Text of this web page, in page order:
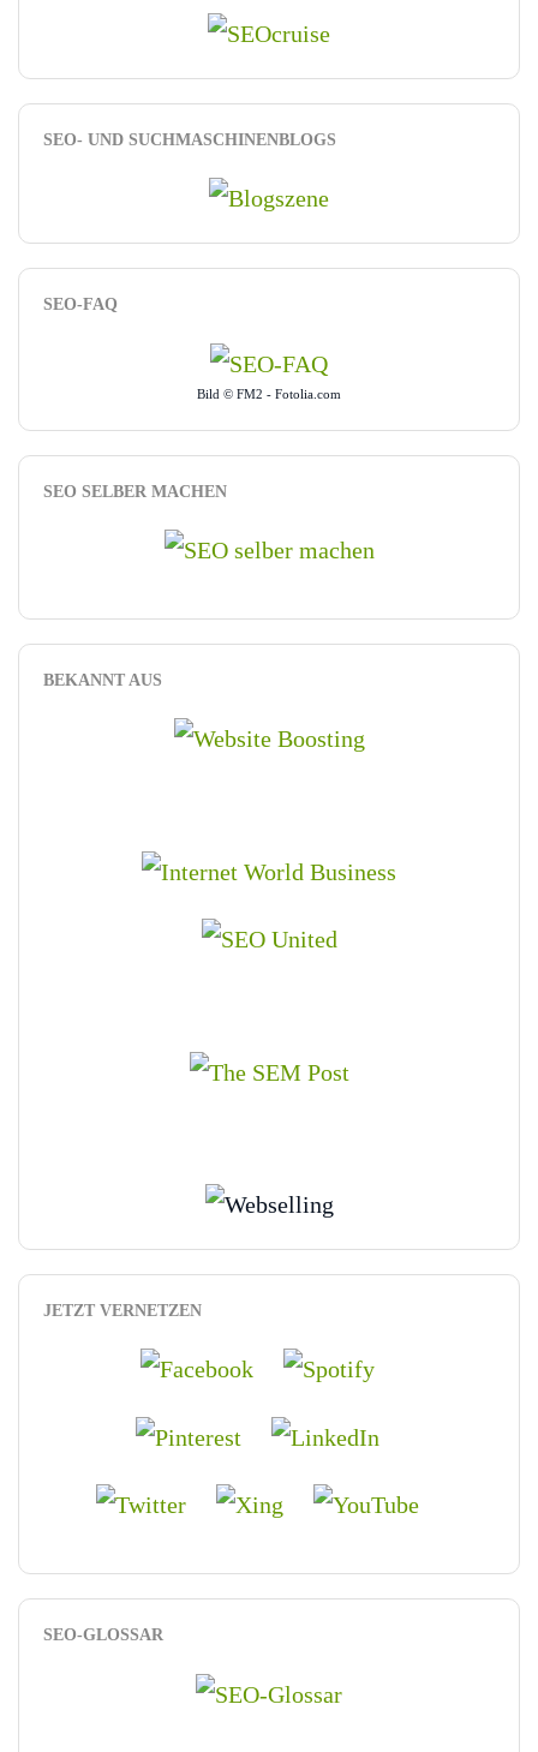
SEO- UND SUCHMASCHINENBLOGS
SEO-FAQ
Bild © FM2 - Fotolia.com
SEO SELBER MACHEN
BEKANNT AUS
JETZT VERNETZEN
SEO-GLOSSAR